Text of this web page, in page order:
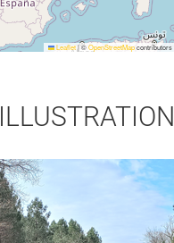
Leaflet|©OpenStreetMapcontributors
ILLUSTRATION